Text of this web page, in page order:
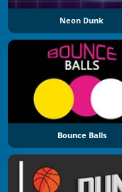
Neon Dunk
Bounce Balls